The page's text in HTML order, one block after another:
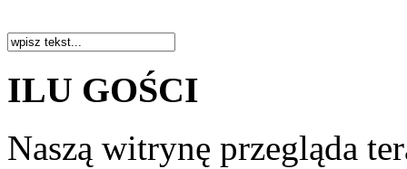
ILU GOŚCI
Naszą witrynę przegląda